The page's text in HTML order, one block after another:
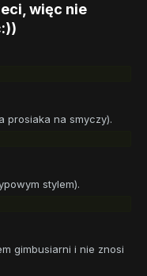
więc nie
prosiaka na smyczy).
stylem).
gimbusiarni i nie znosi